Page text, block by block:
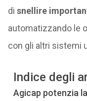
di snellire
automatizzando le
con gli altri sistemi
Indice degli
Agicap potenzia